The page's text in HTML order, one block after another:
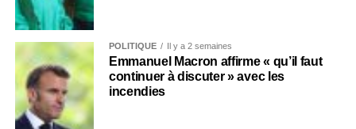
POLITIQUE Il y a 2 semaines
Emmanuel Macron affirme « qu’il faut
continuer à discuter » avec les
incendies